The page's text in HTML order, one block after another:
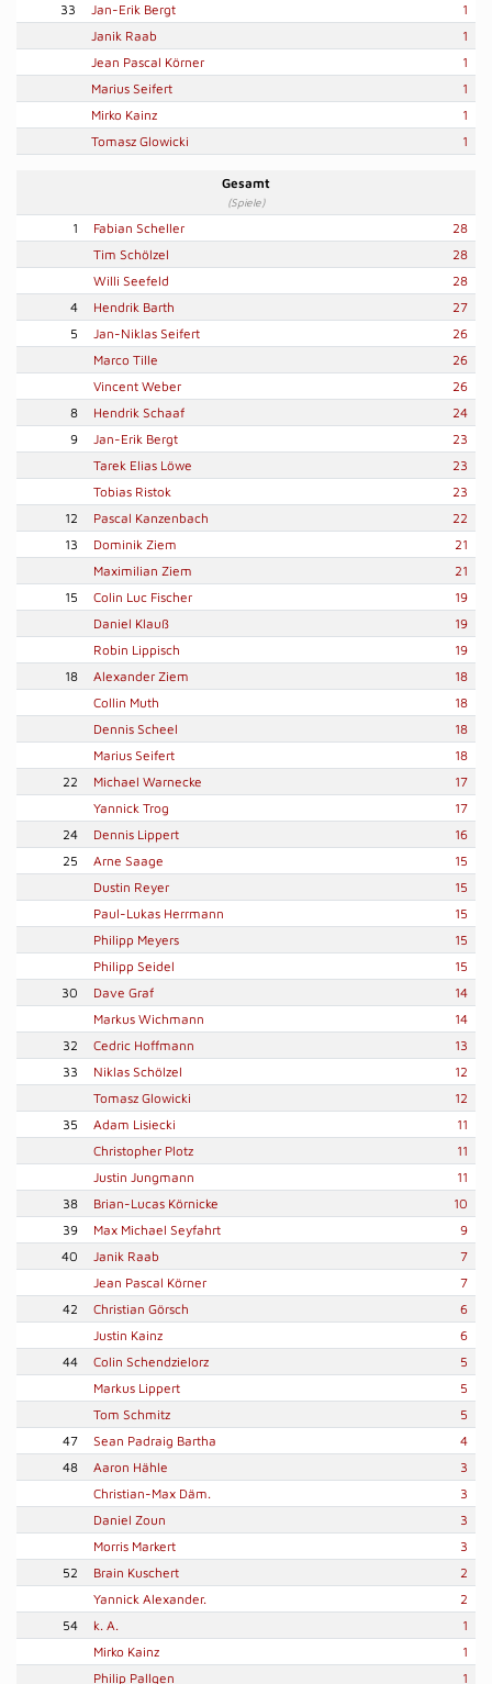
33
Jan-Erik Bergt
1
Janik Raab
1
Jean Pascal Körner
1
Marius Seifert
1
Mirko Kainz
1
Tomasz Glowicki
1
Gesamt
(Spiele)
1 Fabian Scheller
28
Tim Schölzel
28
Willi Seefeld
28
4
Hendrik Barth
27
5
Jan-Niklas Seifert
26
Marco Tille
26
Vincent Weber
26
8
Hendrik Schaaf
24
9
Jan-Erik Bergt
23
Tarek Elias Löwe
23
Tobias Ristok
23
12
Pascal Kanzenbach
22
13
Dominik Ziem
21
Maximilian Ziem
21
15
Colin Luc Fischer
19
Daniel Klauß
19
Robin Lippisch
19
18
Alexander Ziem
18
Collin Muth
18
Dennis Scheel
18
Marius Seifert
18
22
Michael Warnecke
17
Yannick Trog
17
24
Dennis Lippert
16
25
Arne Saage
15
Dustin Reyer
15
Paul-Lukas Herrmann
15
Philipp Meyers
15
Philipp Seidel
15
30
Dave Graf
14
Markus Wichmann
14
32
Cedric Hoffmann
13
33
Niklas Schölzel
12
Tomasz Glowicki
12
35
Adam Lisiecki
11
Christopher Plotz
11
Justin Jungmann
11
38
Brian-Lucas Körnicke
10
39
Max Michael Seyfahrt
9
40
Janik Raab
7
Jean Pascal Körner
7
42
Christian Görsch
6
Justin Kainz
6
44
Colin Schendzielorz
5
Markus Lippert
5
Tom Schmitz
5
47
Sean Padraig Bartha
4
48
Aaron Hähle
3
Christian-Max Däm.
3
Daniel Zoun
3
Morris Markert
3
52
Brain Kuschert
2
Yannick Alexander.
2
54
k. A.
1
Mirko Kainz
1
Philip Pallgen
1